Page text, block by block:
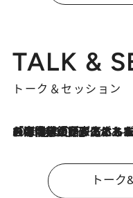
TALK &
トーク＆セッション
2026.8.3
「今後値上げがあるとすれば…」「リスクがあるのは今年の冬」エネルギー専門家が語る、ホルムズ海峡封鎖が家庭にもたらす“ある心配”
トーク